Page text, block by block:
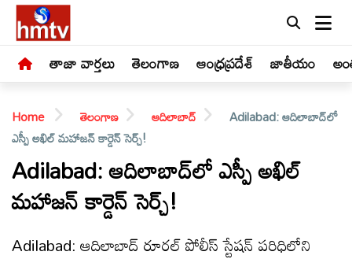
తాజా వార్తలు తెలంగాణ ఆంధ్రప్రదేశ్ జాతీయం
LIVE
వార్తలు
Home తెలంగాణ ఆదిలాబాద్
Adilabad: ఆదిలాబాద్‌లో
ఎస్పీ అఖిల్ మహాజన్ కార్డెన్ సెర్చ్!
Adilabad: ఆదిలాబాద్‌లో ఎస్పీ అఖిల్
మహాజన్ కార్డెన్ సెర్చ్!
Adilabad: ఆదిలాబాద్ రూరల్ పోలీస్ స్టేషన్ పరిధిలోని